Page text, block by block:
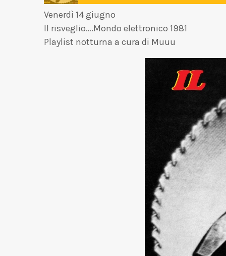
Venerdì 14 giugno
Il risveglio….Mondo elettronico 1981
Playlist notturna a cura di Muuu